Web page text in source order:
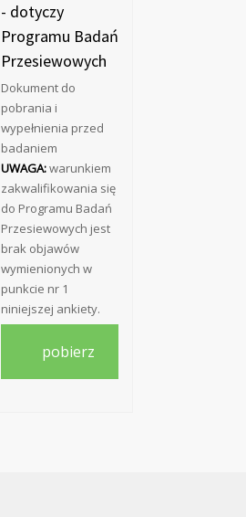
- dotyczy
Programu Badań
Przesiewowych
Dokument do
pobrania i
wypełnienia przed
badaniem
UWAGA:warunkiem
zakwalifikowania się
do Programu Badań
Przesiewowych jest
brak objawów
wymienionych w
punkcie nr 1
niniejszej ankiety.
pobierz